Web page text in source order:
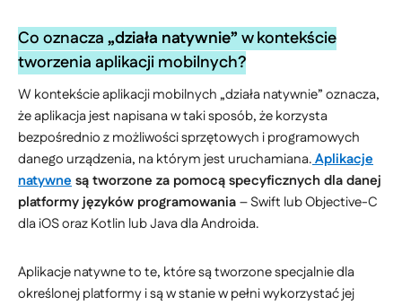
Co oznacza„działa natywnie”w kontekście
tworzenia aplikacji mobilnych?
W kontekście aplikacji mobilnych „działa natywnie” oznacza,
że aplikacja jest napisana w taki sposób, że korzysta
bezpośrednio z możliwości sprzętowych i programowych
danego urządzenia, na którym jest uruchamiana.Aplikacje
natywne są tworzone za pomocą specyficznych dla danej
platformy języków programowania– Swift lub Objective-C
dla iOS oraz Kotlin lub Java dla Androida.
Aplikacje natywne to te, które są tworzone specjalnie dla
określonej platformy i są w stanie w pełni wykorzystać jej